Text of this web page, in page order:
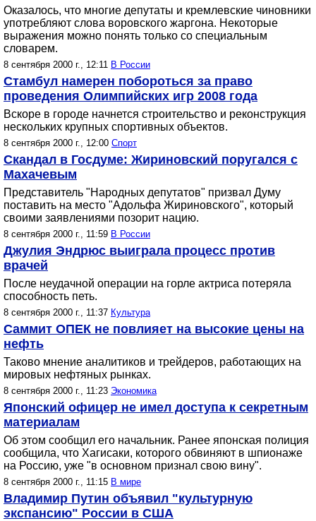
Оказалось, что многие депутаты и кремлевские чиновники
употребляют слова воровского жаргона. Некоторые
выражения можно понять только со специальным
словарем.
8 сентября 2000 г., 12:11 В России
Стамбул намерен побороться за право
проведения Олимпийских игр 2008 года
Вскоре в городе начнется строительство и реконструкция
нескольких крупных спортивных объектов.
8 сентября 2000 г., 12:00 Спорт
Скандал в Госдуме: Жириновский поругался с
Махачевым
Представитель "Народных депутатов" призвал Думу
поставить на место "Адольфа Жириновского", который
своими заявлениями позорит нацию.
8 сентября 2000 г., 11:59 В России
Джулия Эндрюс выиграла процесс против
врачей
После неудачной операции на горле актриса потеряла
способность петь.
8 сентября 2000 г., 11:37 Культура
Саммит ОПЕК не повлияет на высокие цены на
нефть
Таково мнение аналитиков и трейдеров, работающих на
мировых нефтяных рынках.
8 сентября 2000 г., 11:23 Экономика
Японский офицер не имел доступа к секретным
материалам
Об этом сообщил его начальник. Ранее японская полиция
сообщила, что Хагисаки, которого обвиняют в шпионаже
на Россию, уже "в основном признал свою вину".
8 сентября 2000 г., 11:15 В мире
Владимир Путин объявил "культурную
экспансию" России в США